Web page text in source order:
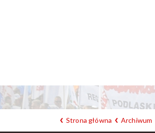
Strona główna Archiwum